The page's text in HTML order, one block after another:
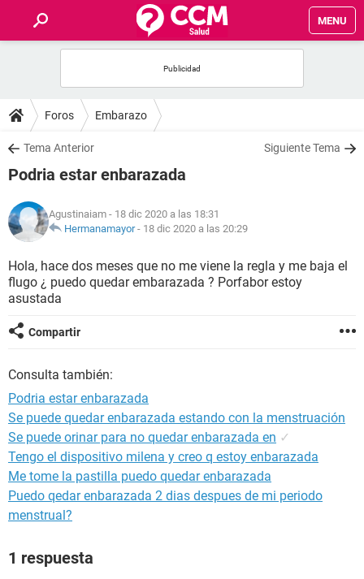
MENU
FOROS
SALUD
NUTRICIÓN
BIENESTAR
Foros Embarazo
Tema Anterior Siguiente Tema
Podria estar enbarazada
Agustinaiam - 18 dic 2020 a las 18:31
Hermanamayor- 18 dic 2020 a las 20:29
Hola, hace dos meses que no me viene la regla y me baja el
flugo ¿ puedo quedar embarazada ? Porfabor estoy
asustada
Compartir
Consulta también:
Podria estar enbarazada
Se puede quedar enbarazada estando con la menstruación
Se puede orinar para no quedar enbarazada en ✓
Tengo el dispositivo milena y creo q estoy enbarazada
Me tome la pastilla puedo quedar enbarazada
Puedo qedar enbarazada 2 dias despues de mi periodo
menstrual?
1 respuesta